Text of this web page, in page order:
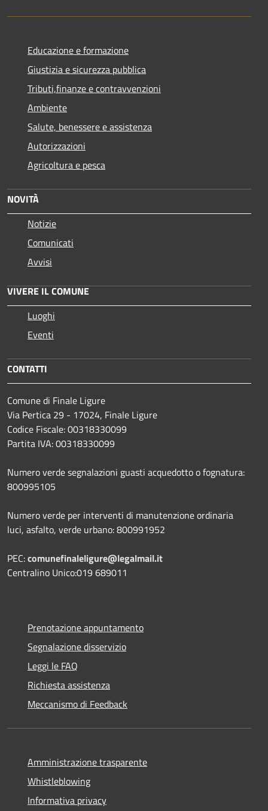
Educazione e formazione
Giustizia e sicurezza pubblica
Tributi,finanze e contravvenzioni
Ambiente
Salute, benessere e assistenza
Autorizzazioni
Agricoltura e pesca
NOVITÀ
Notizie
Comunicati
Avvisi
VIVERE IL COMUNE
Luoghi
Eventi
CONTATTI
Comune di Finale Ligure
Via Pertica 29 - 17024, Finale Ligure
Codice Fiscale: 00318330099
Partita IVA: 00318330099
Numero verde segnalazioni guasti acquedotto o fognatura:
800995105
Numero verde per interventi di manutenzione ordinaria
luci, asfalto, verde urbano: 800991952
PEC:comunefinaleligure@legalmail.it
Centralino Unico:019 689011
Prenotazione appuntamento
Segnalazione disservizio
Leggi le FAQ
Richiesta assistenza
Meccanismo di Feedback
Amministrazione trasparente
Whistleblowing
Informativa privacy